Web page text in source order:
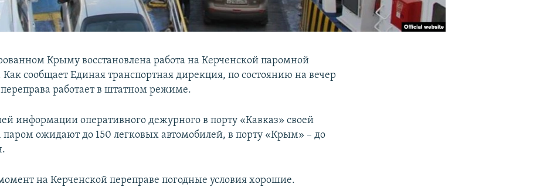
Крыму восстановлена работа на Керченской паромной
Как сообщает Единая транспортная дирекция, по состоянию на вечер
работает в штатном режиме.
информации оперативного дежурного в порту «Кавказ» своей
паром ожидают до 150 легковых автомобилей, в порту «Крым» – до
на Керченской переправе погодные условия хорошие.